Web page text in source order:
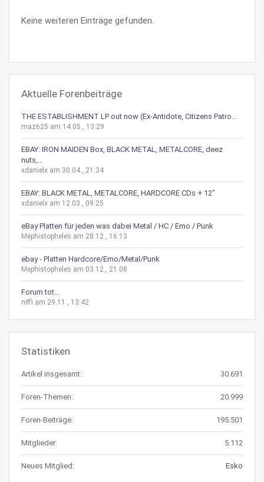
Keine weiteren Einträge gefunden.
Aktuelle Forenbeiträge
THE ESTABLISHMENT LP out now (Ex-Antidote, Citizens Patro...
maz625 am 14.05., 13:29
EBAY: IRON MAIDEN Box, BLACK METAL, METALCORE, deez
nuts,...
xdanielx am 30.04., 21:34
EBAY: BLACK METAL, METALCORE, HARDCORE CDs + 12"
xdanielx am 12.03., 09:25
eBay Platten für jeden was dabei Metal / HC / Emo / Punk
Mephistopheles am 28.12., 16:13
ebay - Platten Hardcore/Emo/Metal/Punk
Mephistopheles am 03.12., 21:08
Forum tot...
niffi am 29.11., 13:42
Statistiken
Artikel insgesamt: 30.691
Foren-Themen: 20.999
Foren-Beiträge: 195.501
Mitglieder: 5.112
Neues Mitglied: Esko